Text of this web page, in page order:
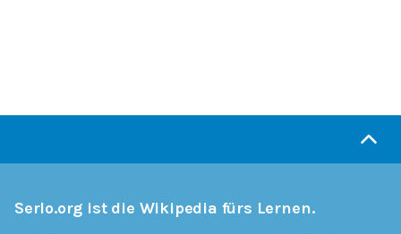
Serlo.org ist die Wikipedia fürs Lernen.